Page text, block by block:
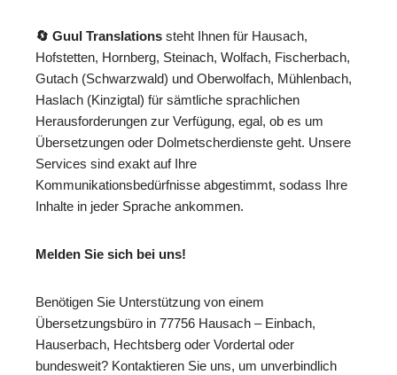
🔄 Guul Translations steht Ihnen für Hausach,
Hofstetten, Hornberg, Steinach, Wolfach, Fischerbach,
Gutach (Schwarzwald) und Oberwolfach, Mühlenbach,
Haslach (Kinzigtal) für sämtliche sprachlichen
Herausforderungen zur Verfügung, egal, ob es um
Übersetzungen oder Dolmetscherdienste geht. Unsere
Services sind exakt auf Ihre
Kommunikationsbedürfnisse abgestimmt, sodass Ihre
Inhalte in jeder Sprache ankommen.
Melden Sie sich bei uns!
Benötigen Sie Unterstützung von einem
Übersetzungsbüro in 77756 Hausach – Einbach,
Hauserbach, Hechtsberg oder Vordertal oder
bundesweit? Kontaktieren Sie uns, um unverbindlich